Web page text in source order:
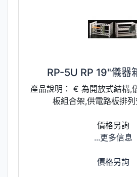
RP-5U RP 19"儀器
產品說明： € 為開放式結構,
板組合架,供電路板排
價格另詢
...更多信息
價格另詢